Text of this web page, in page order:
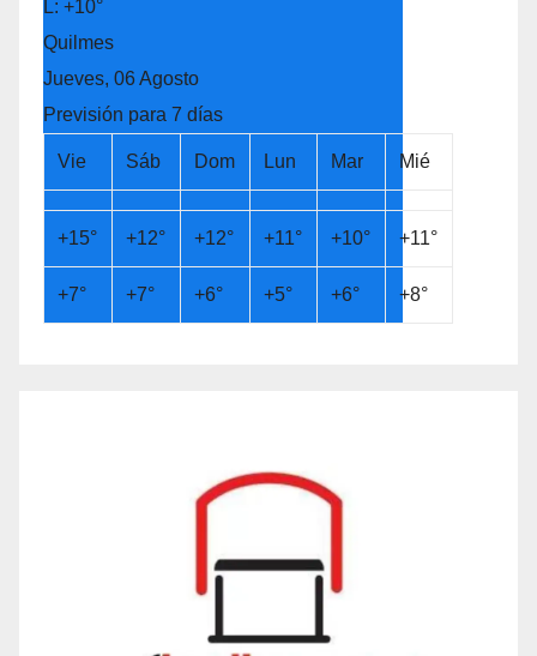
L: +10°
Quilmes
Jueves, 06 Agosto
Previsión para 7 días
Vie Sáb Dom Lun Mar Mié
+15° +12° +12° +11° +10° +11°
+7° +7° +6° +5° +6° +8°